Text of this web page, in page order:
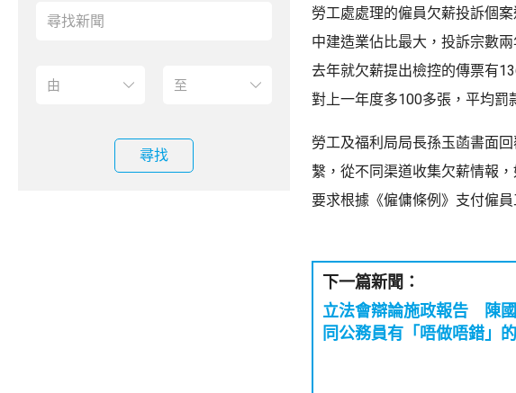
尋找
勞工處處理的僱員欠薪投訴個
中建造業佔比最大，投訴宗數
去年就欠薪提出檢控的傳票有
對上一年度多100多張，平均罰
勞工及福利局局長孫玉菡書面
繫，從不同渠道收集欠薪情報
要求根據《僱傭條例》支付僱員
下一篇新聞：
立法會辯論施政報告 陳
同公務員有「唔做唔錯」